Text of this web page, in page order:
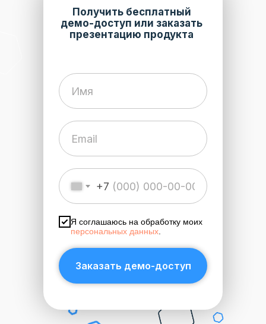
+7
Я соглашаюсь на обработку моих
персональных данных
Заказать демо-доступ
Получить бесплатный
демо-доступ или заказать
презентацию продукта